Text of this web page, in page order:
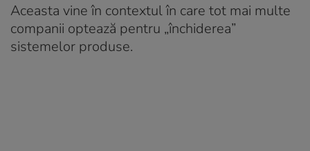
Aceasta vine în contextul în care tot mai multe
companii optează pentru „închiderea”
sistemelor produse.